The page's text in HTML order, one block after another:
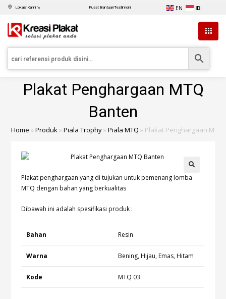
Lokasi Kami ↘ Pusat BantuanTestimoni EN ID
Plakat Penghargaan MTQ
Banten
Home »Produk»Piala Trophy»Piala MTQ » Plakat Penghargaan MTQ
Plakat penghargaan yang di tujukan untuk pemenang lomba
MTQ dengan bahan yang berkualitas
Dibawah ini adalah spesifikasi produk :
Bahan Resin
Warna Bening, Hijau, Emas, Hitam
Kode MTQ 03